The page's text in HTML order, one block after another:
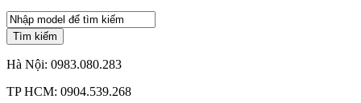
Tìm kiếm
Hà Nội: 0983.080.283
TP HCM: 0904.539.268